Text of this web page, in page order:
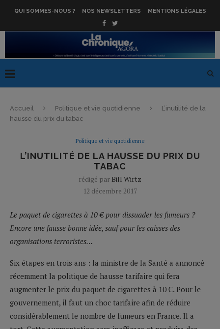
QUI SOMMES-NOUS ? NOS NEWSLETTERS MENTIONS LÉGALES
Accueil Politique et vie quotidienne
L’inutilité de la
hausse du prix du tabac
Politique et vie quotidienne
L’INUTILITÉ DE LA HAUSSE DU PRIX DU
TABAC
rédigé par Bill Wirtz
12 décembre 2017
Le paquet de cigarettes à 10 € pour dissuader les fumeurs ?
Encore une fausse bonne idée, sauf pour les caisses des
organisations terroristes…
Six étapes en trois ans : la ministre de la Santé a annoncé
récemment la politique de hausse tarifaire qui fera
augmenter le prix du paquet de cigarettes à 10 €. Pour le
gouvernement, il faut un choc tarifaire afin de réduire
considérablement le nombre de fumeurs en France. Il a